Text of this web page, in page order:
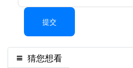
提交
猜您想看